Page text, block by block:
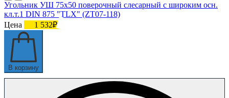
Угольник УШ 75х50 поверочный слесарный с широким осн.
кл.т.1 DIN 875 "TLX" (ZT07-118)
Цена
1 532₽
В корзину